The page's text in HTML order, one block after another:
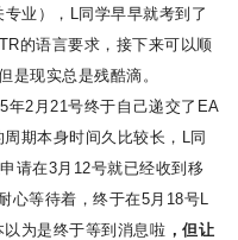
业）， L 同学早早就考到了
TR的语言要求，接下来可以顺
是现实总是残酷滴。
年2 月21号终于自己递交了 EA
周期本身时间久比较长， L 同
请在3月 12号就已经收到移
心等待着，终于在5月 18号L
以为是终于等到消息啦 ，但让